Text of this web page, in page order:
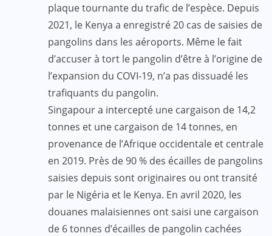
plaque tournante du trafic de l’espèce. Depuis
2021, le Kenya a enregistré 20 cas de saisies de
pangolins dans les aéroports. Même le fait
d’accuser à tort le pangolin d’être à l’origine de
l’expansion du COVI-19, n’a pas dissuadé les
trafiquants du pangolin.
Singapour a intercepté une cargaison de 14,2
tonnes et une cargaison de 14 tonnes, en
provenance de l’Afrique occidentale et centrale
en 2019. Près de 90 % des écailles de pangolins
saisies depuis sont originaires ou ont transité
par le Nigéria et le Kenya. En avril 2020, les
douanes malaisiennes ont saisi une cargaison
de 6 tonnes d’écailles de pangolin cachées